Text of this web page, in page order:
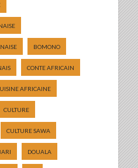
BOMONO
CONTE AFRICAIN
AFRICAINE
CULTURE
CULTURE SAWA
DOUALA